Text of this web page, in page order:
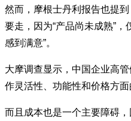
然而，摩根士丹利报告也提
要走，因为“产品尚未成熟”
感到满意”。
大摩调查显示，中国企业高
作灵活性、功能性和价格方面
而且成本也是一个主要障碍